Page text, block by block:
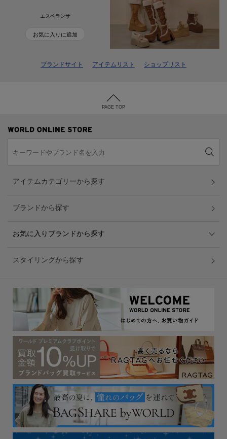
エスペランサ
お気に入りに追加
ブランドサイト アイテムリスト ショップリスト
PAGE TOP
アイテムカテゴリーから探す
ブランドから探す
お気に入りブランドから探す
スタイリングから探す